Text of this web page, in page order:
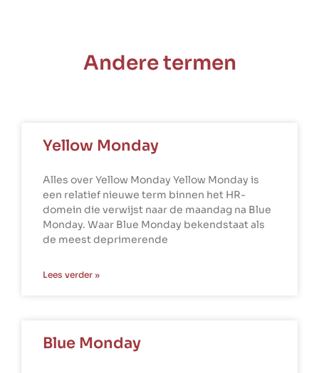
Andere termen
Yellow Monday
Alles over Yellow Monday Yellow Monday is
een relatief nieuwe term binnen het HR-
domein die verwijst naar de maandag na Blue
Monday. Waar Blue Monday bekendstaat als
de meest deprimerende
Lees verder »
Blue Monday